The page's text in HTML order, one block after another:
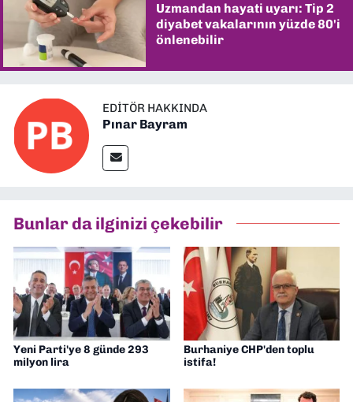
Uzmandan hayati uyarı: Tip 2
diyabet vakalarının yüzde 80'i
önlenebilir
EDITÖR HAKKINDA
Pınar Bayram
Bunlar da ilginizi çekebilir
Yeni Parti'ye 8 günde 293
milyon lira
Burhaniye CHP'den toplu
istifa!